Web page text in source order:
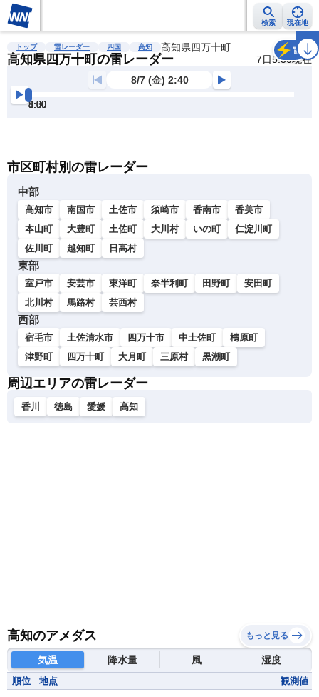
検索 現在地
雨雲レーダー 台風情報 地震情報 警報・注意報 2週間天気 ラ
トップ 雷レーダー 四国 高知 高知県四万十町
高知県四万十町の雷レーダー 7日5:30現在
雷
8/7 (金) 2:40
3:00
3:30
4:00
4:30
5:00
5:30
市区町村別の雷レーダー
中部
高知市 南国市 土佐市 須崎市 香南市
香美市
本山町
大豊町 土佐町 大川村 いの町
仁淀川町
佐川町
越知町 日高村
東部
室戸市 安芸市 東洋町 奈半利町 田野町
安田町
北川村
馬路村 芸西村
西部
宿毛市 土佐清水市 四万十市 中土佐町
檮原町
津野町
四万十町 大月町 三原村 黒潮町
周辺エリアの雷レーダー
香川 徳島 愛媛 高知
高知のアメダス もっと見る
気温 降水量 風 湿度
順位 地点 観測値